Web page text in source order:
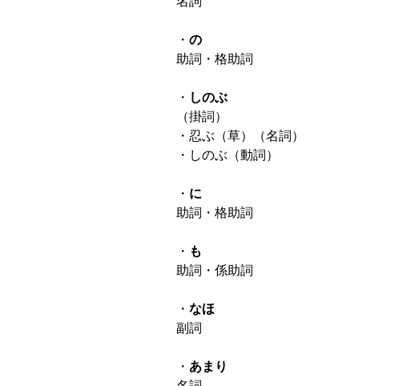
・ の
助詞・格助詞
・ しのぶ
（掛詞）
・忍ぶ（草）（名詞）
・しのぶ（動詞）
・ に
助詞・格助詞
・ も
助詞・係助詞
・ なほ
副詞
・ あまり